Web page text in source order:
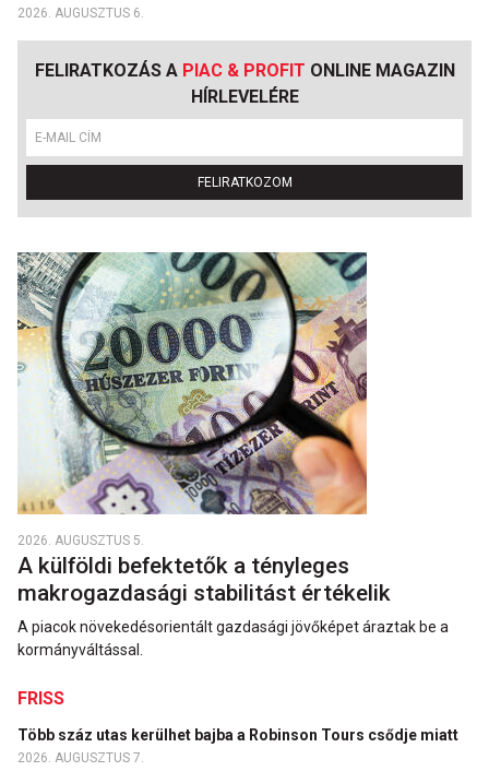
2026. AUGUSZTUS 6.
FELIRATKOZÁS A PIAC & PROFIT ONLINE MAGAZIN
HÍRLEVELÉRE
FELIRATKOZOM
2026. AUGUSZTUS 5.
A külföldi befektetők a tényleges
makrogazdasági stabilitást értékelik
A piacok növekedésorientált gazdasági jövőképet áraztak be a
kormányváltással.
FRISS
Több száz utas kerülhet bajba a Robinson Tours csődje miatt
2026. AUGUSZTUS 7.